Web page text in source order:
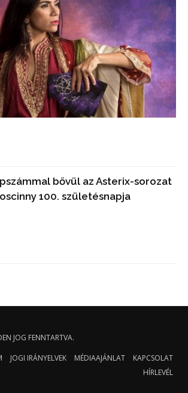
bővül az Asterix-sorozat
100. születésnapja
JOG FENNTARTVA.
JOGI IRÁNYELVEK MÉDIAAJÁNLAT
KAPCSOLAT
HÍRLEVÉL